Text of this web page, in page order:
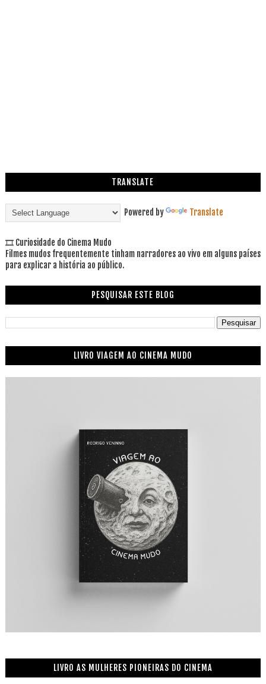
TRANSLATE
Powered by Translate
🎞 Curiosidade do Cinema Mudo
Filmes mudos frequentemente tinham narradores ao vivo em alguns países
para explicar a história ao público.
PESQUISAR ESTE BLOG
LIVRO VIAGEM AO CINEMA MUDO
LIVRO AS MULHERES PIONEIRAS DO CINEMA